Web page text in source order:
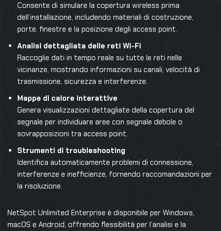
Consente di simulare la copertura wireless prima
dell’installazione, includendo materiali di costruzione,
porte, finestre e la posizione degli access point.
Analisi dettagliata delle reti Wi-Fi
Raccoglie dati in tempo reale su tutte le reti nelle
vicinanze, mostrando informazioni su canali, velocità di
trasmissione, sicurezza e interferenze.
Mappe di calore interattive
Genera visualizzazioni dettagliate della copertura del
segnale per individuare aree con segnale debole o
sovrapposizioni tra access point.
Strumenti di troubleshooting
Identifica automaticamente problemi di connessione,
interferenze e inefficienze, fornendo raccomandazioni per
la risoluzione.
NetSpot Unlimited Enterprise è disponibile per Windows,
macOS e Android, offrendo flessibilità per l’analisi e la